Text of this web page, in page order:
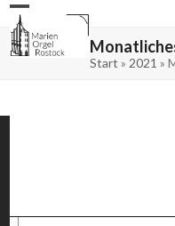
Skip
content
Open
mobile
menu
Close
mobile
menu
Start » 2021 »